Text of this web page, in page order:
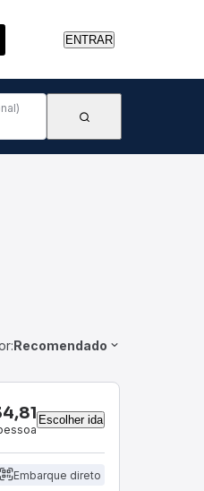
ENTRAR
Recomendado
Escolher ida
Embarque direto